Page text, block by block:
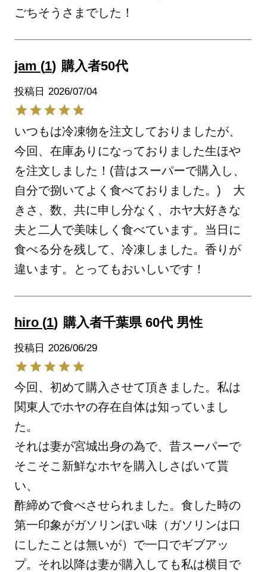
ごちそうさまでした！
jam 1 購入者50代
投稿日 2026/07/04
いつもは冷凍物を注文しておりましたが、
今回、在庫ありになっておりました生ほや
を注文しました！(昔はスーパーで購入し、
自分で捌いてよく食べておりました。)　大
きさ、数、共に申し分なく、ホヤ大好きな
夫と二人で美味しく食べています。当日に
食べる分を残して、冷凍しました。香りが
違います。とってもおいしいです！
hiro 1 購入者千葉県 60代 男性
投稿日 2026/06/29
今回、初めて購入させて頂きました。私は
関東人でホヤの存在自体は知っていまし
た。
それは妻が宮城出身の為で、昔スーパーで
そこそこ新鮮なホヤを購入しさばいて貰
い、
酢締めで食べさせられました。食した時の
第一印象がガソリンぽい味（ガソリンは口
にしたことは無いが）で一口でギブアッ
プ。それ以降は妻が購入しても私は横目で